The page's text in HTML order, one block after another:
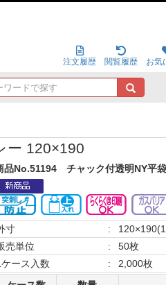
注文履歴 閲覧履歴 お気
キ
ー
ド
で
探
ー 120×190
品No.51194 チャック付透明NY平
寸 :
売単位
:
50枚
ケース入数
:
2,000枚